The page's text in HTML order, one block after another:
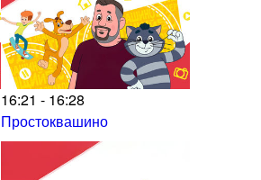
16:21 - 16:28
Простоквашино